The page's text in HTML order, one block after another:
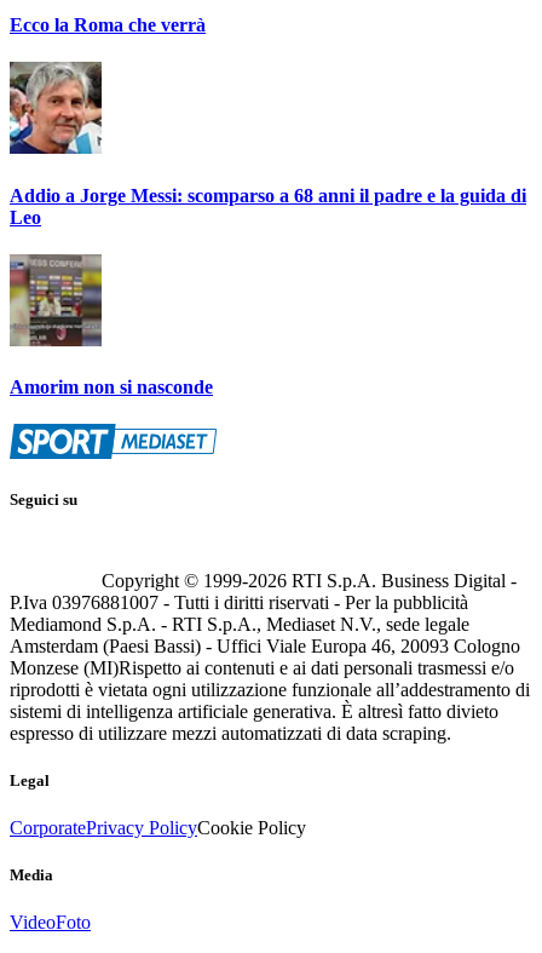
Ecco la Roma che verrà
Addio a Jorge Messi: scomparso a 68 anni il padre e la guida di
Leo
Amorim non si nasconde
Seguici su
Copyright © 1999-2026 RTI S.p.A. Business Digital -
P.Iva 03976881007 - Tutti i diritti riservati - Per la pubblicità
Mediamond S.p.A. - RTI S.p.A., Mediaset N.V., sede legale
Amsterdam (Paesi Bassi) - Uffici Viale Europa 46, 20093 Cologno
Monzese (MI)Rispetto ai contenuti e ai dati personali trasmessi e/o
riprodotti è vietata ogni utilizzazione funzionale all’addestramento di
sistemi di intelligenza artificiale generativa. È altresì fatto divieto
espresso di utilizzare mezzi automatizzati di data scraping.
Legal
CorporatePrivacy PolicyCookie Policy
Media
VideoFoto